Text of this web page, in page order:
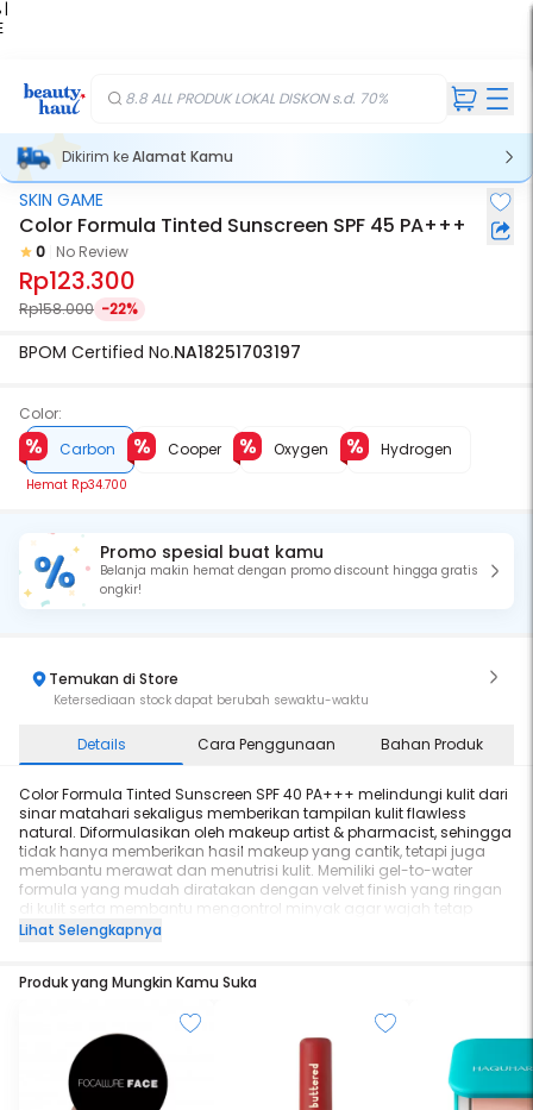
|
8.8 ALL PRODUK LOKAL DISKON s.d. 70%
Dikirim keAlamat Kamu
SKIN GAME
Color Formula Tinted Sunscreen SPF 45 PA+++
0 No Review
Rp123.300
Rp158.000 -22%
BPOM Certified No.NA18251703197
Color:
Carbon
Hemat Rp34.700
Cooper Oxygen Hydrogen
Promo spesial buat kamu
Belanja makin hemat dengan promo discount hingga gratis
ongkir!
Temukan di Store
Ketersediaan stock dapat berubah sewaktu-waktu
Details Cara Penggunaan Bahan Produk
Color Formula Tinted Sunscreen SPF 40 PA+++ melindungi kulit dari
sinar matahari sekaligus memberikan tampilan kulit flawless
natural. Diformulasikan oleh makeup artist & pharmacist, sehingga
tidak hanya memberikan hasil makeup yang cantik, tetapi juga
membantu merawat dan menutrisi kulit. Memiliki gel-to-water
formula yang mudah diratakan dengan velvet finish yang ringan
di kulit serta membantu mengontrol minyak agar wajah tetap
terlihat segar sepanjang hari.
- Hydrogen: light medium
- Carbon: medium warm
Kandungan Utama:
- Niacinamide: membantu mencerahkan kulit & meminimalkan
jerawat
- Adenosine: membantu meningkatkan elastisitas kulit
Lihat Selengkapnya
Produk yang Mungkin Kamu Suka